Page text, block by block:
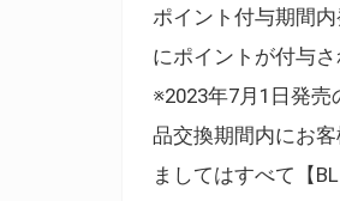
ポイント付与期間
にポイントが付与さ
※2023年7月1日発
品交換期間内にお
ましてはすべて【